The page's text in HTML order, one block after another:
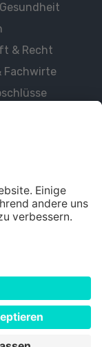
& Recht
Fachwirte